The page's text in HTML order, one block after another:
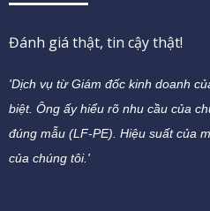
Đánh giá thật, tin cậy thật!
'Dịch vụ từ Giám đốc kinh doanh
biệt. Ông ấy hiểu rõ nhu cầu của
đúng mẫu (LF-PE). Hiệu suất của
của chúng tôi.'